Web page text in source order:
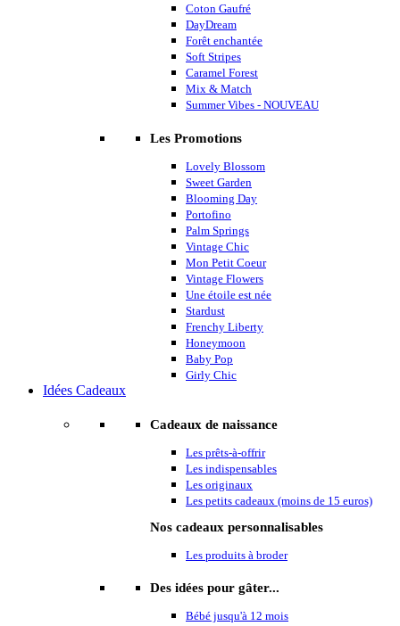
Coton Gaufré
DayDream
Forêt enchantée
Soft Stripes
Caramel Forest
Mix & Match
Summer Vibes - NOUVEAU
Les Promotions
Lovely Blossom
Sweet Garden
Blooming Day
Portofino
Palm Springs
Vintage Chic
Mon Petit Coeur
Vintage Flowers
Une étoile est née
Stardust
Frenchy Liberty
Honeymoon
Baby Pop
Girly Chic
Idées Cadeaux
Cadeaux de naissance
Les prêts-à-offrir
Les indispensables
Les originaux
Les petits cadeaux (moins de 15 euros)
Nos cadeaux personnalisables
Les produits à broder
Des idées pour gâter...
Bébé jusqu'à 12 mois